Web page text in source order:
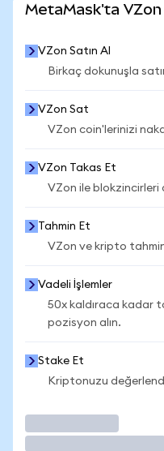
MetaMask'ta VZon
VZon Satın Al
Birkaç dokunuşla
VZon Sat
VZon coin'lerinizi
VZon Takas Et
VZon ile blokzincirleri
Tahmin Et
VZon ve kripto
Vadeli İşlemler
50x kaldıraca kadar
pozisyon alın.
Stake Et
Kriptonuzu